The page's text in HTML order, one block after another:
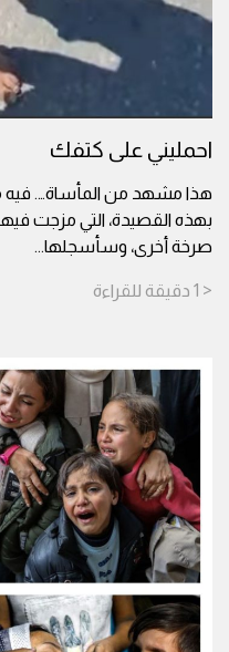
احمليني على كتفك
هذا مشهد من المأساة…. فيه
بهذه القصيدة، التي مزجت
صرخة أخرى، وسأسجلها...
< 1 دقيقة للقراءة